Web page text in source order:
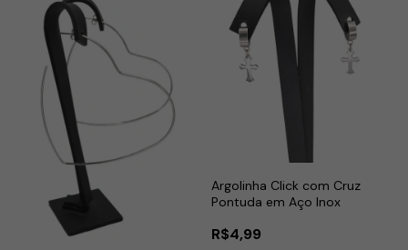
Argolinha Click com Cruz
Pontuda em Aço Inox
R$4,99